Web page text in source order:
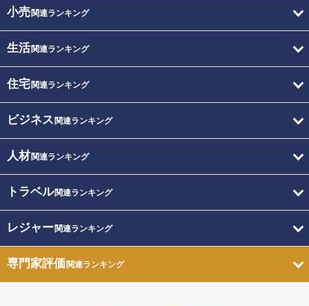
小売関連ランキング
生活関連ランキング
住宅関連ランキング
ビジネス 関連ランキング
人材関連ランキング
トラベル関連ランキング
レジャー関連ランキング
専門家評価関連ランキング